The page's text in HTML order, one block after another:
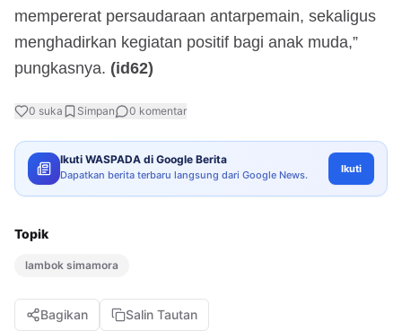
mempererat persaudaraan antarpemain, sekaligus
menghadirkan kegiatan positif bagi anak muda,”
pungkasnya. (id62)
0 suka Simpan 0 komentar
Ikuti WASPADA di Google Berita
Dapatkan berita terbaru langsung dari Google News. Ikuti
Topik
lambok simamora
Bagikan Salin Tautan